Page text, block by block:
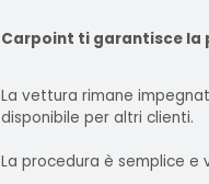
Carpoint ti garantisce la
La vettura rimane
disponibile per altri clienti.
La procedura è semplice e